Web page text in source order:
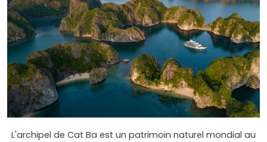
L'archipel de Cat Ba est un patrimoin naturel mondial au